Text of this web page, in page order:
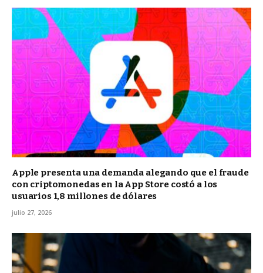
Apple presenta una demanda alegando que el fraude
con criptomonedas en la App Store costó a los
usuarios 1,8 millones de dólares
julio 27, 2026